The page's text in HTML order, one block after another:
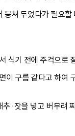
쳐 두었다가 필요
식기 전에 주걱으로
이 구름 같다고 하여
·잣을 넣고 버무려